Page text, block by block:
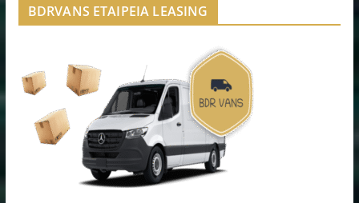
BDRVANS ΕΤΑΙΡΕΙΑ LEASING